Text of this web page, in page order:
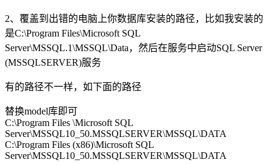
2、覆盖到出错的电脑上你数据库安装的路径，比如我安装的
是C:\Program Files\Microsoft SQL
Server\MSSQL.1\MSSQL\Data，然后在服务中启动SQL Server
(MSSQLSERVER)服务
有的路径不一样，如下面的路径
替换model库即可
C:\Program Files \Microsoft SQL
Server\MSSQL10_50.MSSQLSERVER\MSSQL\DATA
C:\Program Files (x86)\Microsoft SQL
Server\MSSQL10_50.MSSQLSERVER\MSSQL\DATA